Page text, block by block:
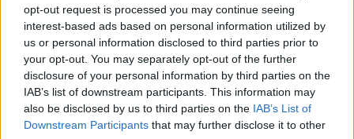
opt-out request is processed you may continue seeing
interest-based ads based on personal information utilized by
us or personal information disclosed to third parties prior to
your opt-out. You may separately opt-out of the further
disclosure of your personal information by third parties on the
IAB’s list of downstream participants. This information may
also be disclosed by us to third parties on the IAB’s List of
Downstream Participants that may further disclose it to other
Lifestyle|06.04.2025 16:58
Ο Μίκαελ Σουμάχερ έγινε για πρώτη
φορά παππούς - Η κόρη του Τζίνα
γέννησε ένα υγιέστατο κοριτσάκι